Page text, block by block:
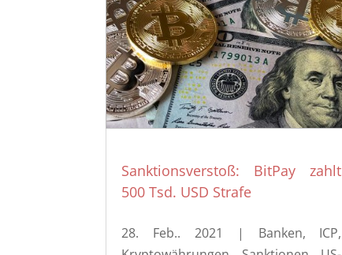
Sanktionsverstoß: BitPay zahlt
500 Tsd. USD Strafe
28. Feb.. 2021 | Banken, ICP,